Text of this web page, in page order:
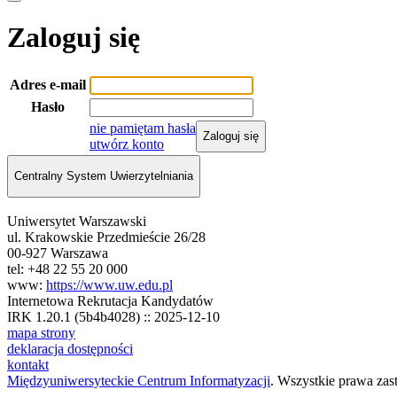
Zaloguj się
Adres e-mail
Hasło
nie pamiętam hasła
utwórz konto
Zaloguj się
Centralny System Uwierzytelniania
Uniwersytet Warszawski
ul. Krakowskie Przedmieście 26/28
00-927 Warszawa
tel: +48 22 55 20 000
www: https://www.uw.edu.pl
Internetowa Rekrutacja Kandydatów
IRK 1.20.1 (5b4b4028) :: 2025-12-10
mapa strony
deklaracja dostępności
kontakt
Międzyuniwersyteckie Centrum Informatyzacji. Wszystkie prawa